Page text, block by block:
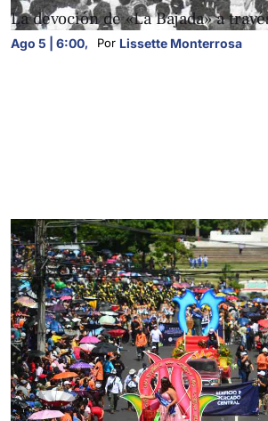
La devoción de «La Bajada» a
Ago 5 | 6:00, Por Lissette Monterrosa